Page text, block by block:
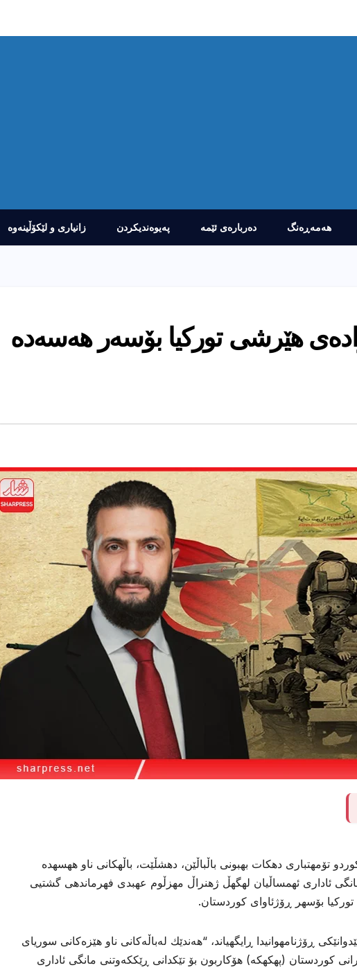
هەمەڕەنگ دەربارەى ئێمە پەیوەندیکردن زانیارى و لێکۆڵینەوە
هێرشى توركیا بۆسه‌ر هه‌سه‌ده‌
تۆمهتبارى دهكات بهبونى باڵباڵێن، دهشڵێت، باڵهكانى ناو ههسهده
ئادارى ئهمساڵیان لهگهڵ ژهنراڵ مهزڵوم عهبدى فهرماندهى گشتیى
بۆسهر ڕۆژئاواى كوردستان.
ڕۆژنامهوانیدا ڕایگهیاند، “هەندێك لەباڵەكانی ناو هێزەكانی سوریای
كوردستان (پهكهكه) هۆكاربون بۆ تێكدانی ڕێككەوتنی مانگی ئاداری